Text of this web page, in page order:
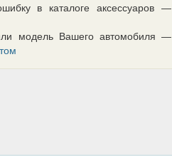
в каталоге аксессуаров —
модель Вашего автомобиля —